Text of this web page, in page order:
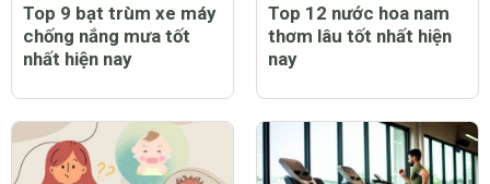
Top 9 bạt trùm xe máy
chống nắng mưa tốt
nhất hiện nay
Top 12 nước hoa nam
thơm lâu tốt nhất hiện
nay